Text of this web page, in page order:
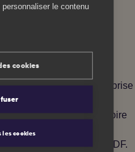
;
;
;
recommandations
de prise
en Centre-Val de Loire
au format PDF.
le contenu
cookies
les cookies